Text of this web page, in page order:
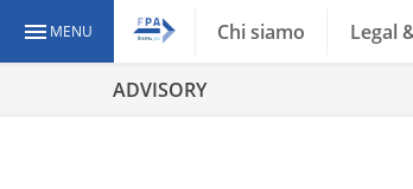
MENU Chi siamo Legal
ADVISORY